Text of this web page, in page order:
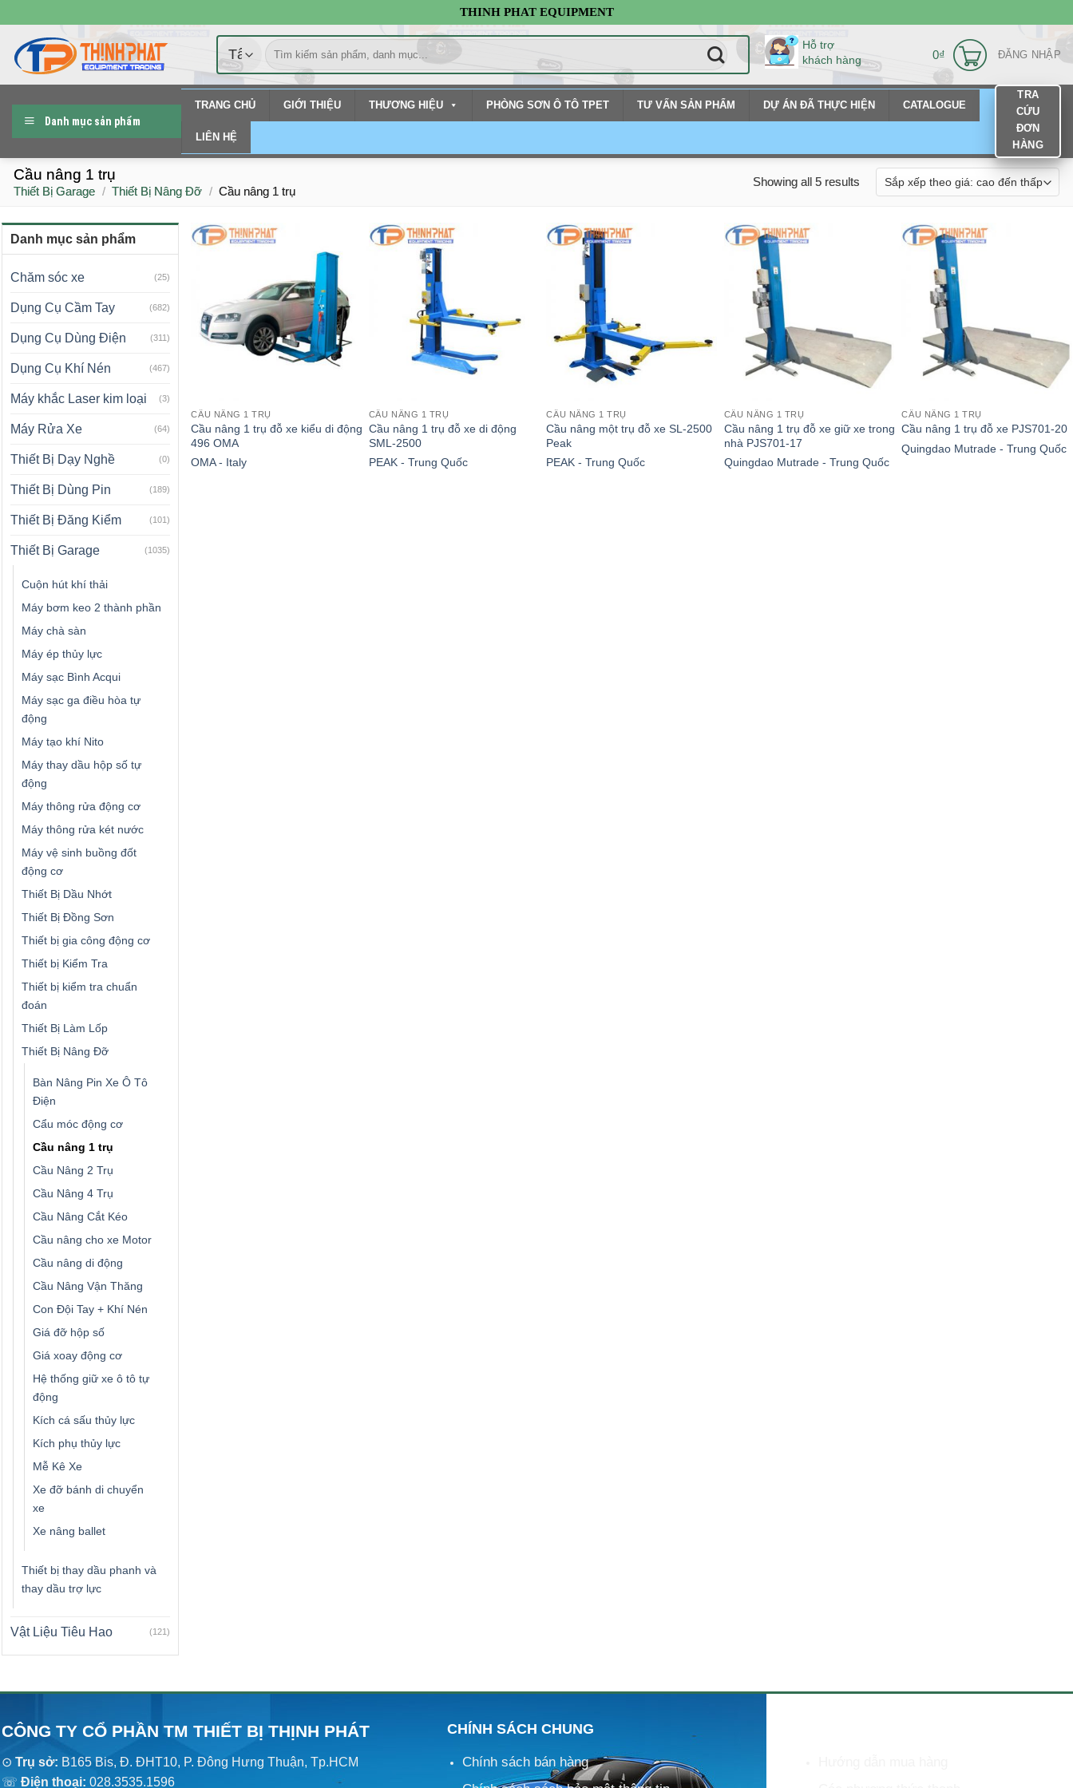
đến
nội
dung
THINH PHAT EQUIPMENT
Tìm
kiếm:
Hỗ trợ
khách hàng
0₫ ĐĂNG NHẬP
Danh mục sản phẩm
TRANG CHỦ GIỚI THIỆU THƯƠNG HIỆU PHÒNG SƠN Ô TÔ TPET TƯ VẤN SẢN PHẨM DỰ ÁN ĐÃ THỰC HIỆN CATALOGUE
LIÊN HỆ
TRA
CỨU
ĐƠN
HÀNG
Cầu nâng 1 trụ
Thiết Bị Garage / Thiết Bị Nâng Đỡ / Cầu nâng 1 trụ
Showing all 5 results
Danh mục sản phẩm
Chăm sóc xe (25)
Dụng Cụ Cầm Tay (682)
Dụng Cụ Dùng Điện (311)
Dụng Cụ Khí Nén (467)
Máy khắc Laser kim loại (3)
Máy Rửa Xe (64)
Thiết Bị Dạy Nghề (0)
Thiết Bị Dùng Pin (189)
Thiết Bị Đăng Kiểm (101)
Thiết Bị Garage (1035)
Cuộn hút khí thải
Máy bơm keo 2 thành phần
Máy chà sàn
Máy ép thủy lực
Máy sạc Bình Acqui
Máy sạc ga điều hòa tự
động
Máy tạo khí Nito
Máy thay dầu hộp số tự
động
Máy thông rửa động cơ
Máy thông rửa két nước
Máy vệ sinh buồng đốt
động cơ
Thiết Bị Dầu Nhớt
Thiết Bị Đồng Sơn
Thiết bị gia công động cơ
Thiết bị Kiểm Tra
Thiết bị kiểm tra chuẩn
đoán
Thiết Bị Làm Lốp
Thiết Bị Nâng Đỡ
Bàn Nâng Pin Xe Ô Tô
Điện
Cẩu móc động cơ
Cầu nâng 1 trụ
Cầu Nâng 2 Trụ
Cầu Nâng 4 Trụ
Cầu Nâng Cắt Kéo
Cầu nâng cho xe Motor
Cầu nâng di động
Cầu Nâng Vận Thăng
Con Đội Tay + Khí Nén
Giá đỡ hộp số
Giá xoay động cơ
Hệ thống giữ xe ô tô tự
động
Kích cá sấu thủy lực
Kích phụ thủy lực
Mễ Kê Xe
Xe đỡ bánh di chuyển
xe
Xe nâng ballet
Thiết bị thay dầu phanh và
thay dầu trợ lực
Vật Liệu Tiêu Hao (121)
CẦU NÂNG 1 TRỤ
Cầu nâng 1 trụ đỗ xe kiểu di động
496 OMA
OMA - Italy
CẦU NÂNG 1 TRỤ
Cầu nâng 1 trụ đỗ xe di động
SML-2500
PEAK - Trung Quốc
CẦU NÂNG 1 TRỤ
Cầu nâng một trụ đỗ xe SL-2500
Peak
PEAK - Trung Quốc
CẦU NÂNG 1 TRỤ
Cầu nâng 1 trụ đỗ xe giữ xe trong
nhà PJS701-17
Quingdao Mutrade - Trung Quốc
CẦU NÂNG 1 TRỤ
Cầu nâng 1 trụ đỗ xe PJS701-20
Quingdao Mutrade - Trung Quốc
CÔNG TY CỔ PHẦN TM THIẾT BỊ THỊNH PHÁT
⊙ Trụ sở: B165 Bis, Đ. ĐHT10, P. Đông Hưng Thuận, Tp.HCM
☏ Điện thoại: 028.3535.1596
CHÍNH SÁCH CHUNG
Chính sách bán hàng